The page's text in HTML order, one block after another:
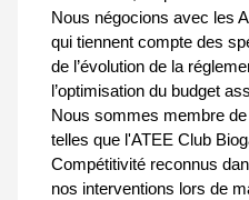
Nous négocions avec les
qui tiennent compte des
de l’évolution de la
l’optimisation du budget
Nous sommes membre
telles que l'ATEE Club
Compétitivité reconnus
nos interventions lors de